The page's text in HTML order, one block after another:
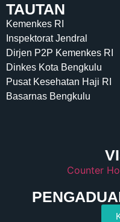
TAUTAN
Kemenkes RI
Inspektorat Jendral
Dirjen P2P Kemenkes RI
Dinkes Kota Bengkulu
Pusat Kesehatan Haji RI
Basarnas Bengkulu
Counter